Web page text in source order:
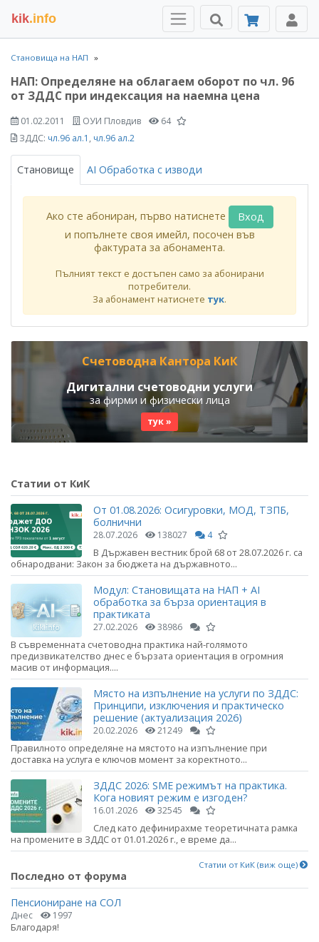
kik.info
Становища на НАП
НАП: Определяне на облагаем оборот по чл. 96
от ЗДДС при индексация на наемна цена
01.02.2011 ОУИ Пловдив
64
ЗДДС: чл.96 ал.1 , чл.96 ал.2
Становище AI Обработка с изводи
Ако сте абониран, първо натиснете
Вход
и попълнете своя имейл, посочен във
фактурата за абонамента.
Пълният текст е достъпен само за абонирани
потребители.
За абонамент натиснете тук.
Счетоводна Кантора КиК
Дигитални счетоводни услуги
за фирми и физически лица
тук »
Статии от КиК
От 01.08.2026: Осигуровки, МОД, ТЗПБ,
болнични
28.07.2026 138027 4
В Държавен вестник брой 68 от 28.07.2026 г. са
обнародвани: Закон за бюджета на държавното...
Модул: Становищата на НАП + AI
обработка за бърза ориентация в
практиката
27.02.2026 38986
В съвременната счетоводна практика най-голямото
предизвикателство днес е бързата ориентация в огромния
масив от информация....
Място на изпълнение на услуги по ЗДДС:
Принципи, изключения и практическо
решение (актуализация 2026)
20.02.2026 21249
Правилното определяне на мястото на изпълнение при
доставка на услуга е ключов момент за коректното...
ЗДДС 2026: SME режимът на практика.
Кога новият режим е изгоден?
16.01.2026 32545
След като дефинирахме теоретичната рамка
на промените в ЗДДС от 01.01.2026 г., е време да...
Статии от КиК (виж още)
Последно от форума
Пенсиониране на СОЛ
Днес 1997
Благодаря!